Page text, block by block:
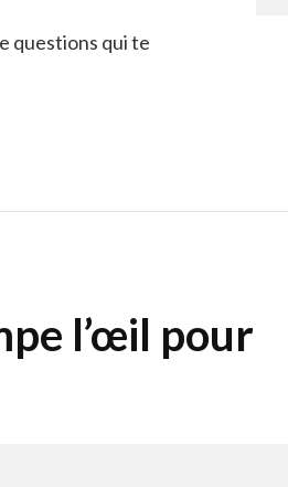
questions qui te
l’œil pour